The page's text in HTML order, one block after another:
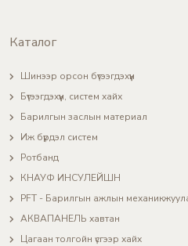
Каталог
Шинээр орсон бүтээгдэхүүн
Бүтээгдэхүүн, систем хайх
Барилгын заслын материал
Иж бүрдэл систем
Ротбанд
КНАУФ ИНСУЛЕЙШН
PFT - Барилгын ажлын
АКВАПАНЕЛЬ хавтан
Цагаан толгойн үсгээр хайх